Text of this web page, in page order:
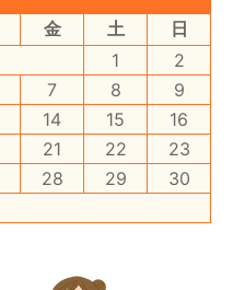
金 土
日
1
2
7 8
9
14 15
16
21 22
23
28 29
30